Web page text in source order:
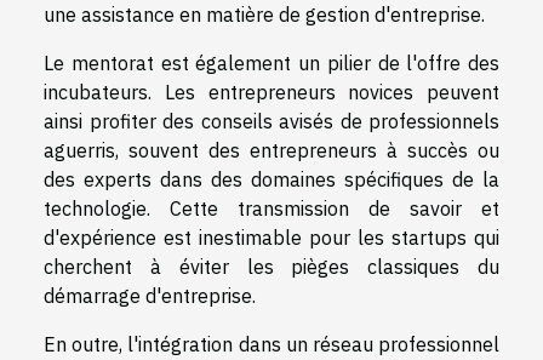
une assistance en matière de gestion d'entreprise.
Le mentorat est également un pilier de l'offre des
incubateurs. Les entrepreneurs novices peuvent
ainsi profiter des conseils avisés de professionnels
aguerris, souvent des entrepreneurs à succès ou
des experts dans des domaines spécifiques de la
technologie. Cette transmission de savoir et
d'expérience est inestimable pour les startups qui
cherchent à éviter les pièges classiques du
démarrage d'entreprise.
En outre, l'intégration dans un réseau professionnel